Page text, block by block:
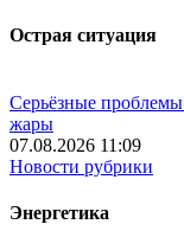
Острая ситуация
Серьёзные проблемы
жары
07.08.2026 11:09
Новости рубрики
Энергетика